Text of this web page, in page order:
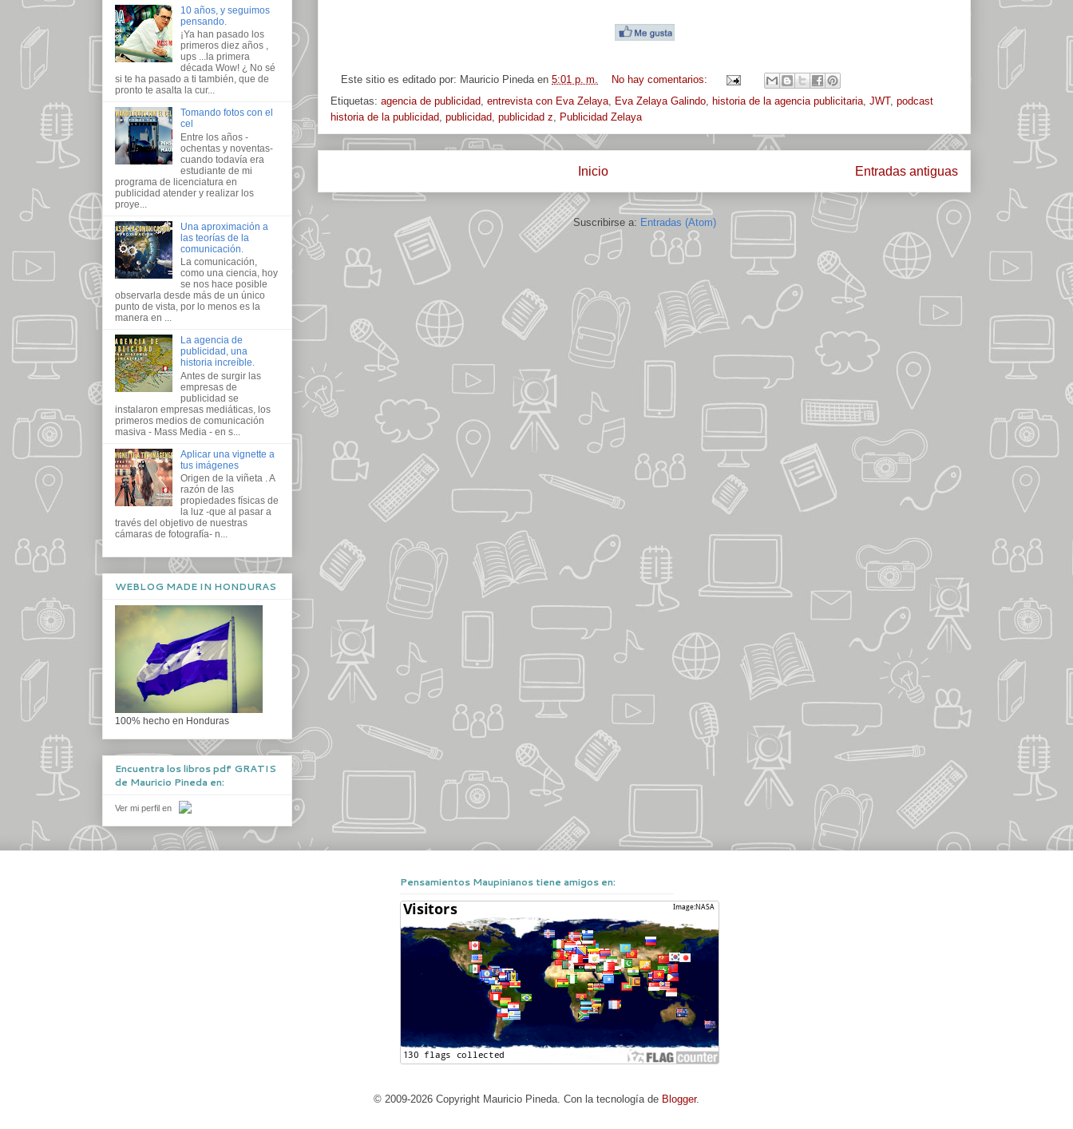
Este sitio es editado por: Mauricio Pineda en 5:01 p. m.
No hay comentarios:
Etiquetas: agencia de publicidad entrevista con Eva Zelaya Eva Zelaya Galindo historia de la agencia publicitaria JWT, podcast
historia de la publicidad publicidad publicidad z Publicidad Zelaya
Entradas antiguas
Inicio
Suscribirse a: Entradas (Atom)
10 años, y seguimos
pensando.
¡Ya han pasado los
primeros diez años ,
ups ...la primera
década Wow! ¿ No sé
si te ha pasado a ti también, que de
pronto te asalta la cur...
Tomando fotos con el
cel
Entre los años -
ochentas y noventas-
cuando todavía era
estudiante de mi
programa de licenciatura en
publicidad atender y realizar los
proye...
Una aproximación a
las teorías de la
comunicación.
La comunicación,
como una ciencia, hoy
se nos hace posible
observarla desde más de un único
punto de vista, por lo menos es la
manera en ...
La agencia de
publicidad, una
historia increíble.
Antes de surgir las
empresas de
publicidad se
instalaron empresas mediáticas, los
primeros medios de comunicación
masiva - Mass Media - en s...
Aplicar una vignette a
tus imágenes
Origen de la viñeta . A
razón de las
propiedades físicas de
la luz -que al pasar a
través del objetivo de nuestras
cámaras de fotografía- n...
WEBLOG MADE IN HONDURAS
100% hecho en Honduras
Encuentra los libros pdf GRATIS
de Mauricio Pineda en:
Ver mi perfil en
Pensamientos Maupinianos tiene amigos en:
© 2009-2026 Copyright Mauricio Pineda. Con la tecnología de Blogger.